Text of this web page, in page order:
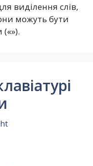
виділення слів,
можуть бути